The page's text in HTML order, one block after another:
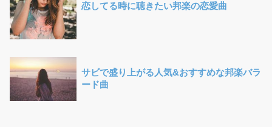
恋してる時に聴きたい邦楽の恋愛曲
サビで盛り上がる人気&おすすめな邦楽バラ
ード曲